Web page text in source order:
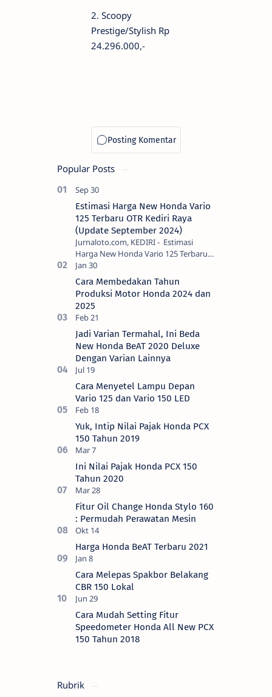
2. Scoopy
Prestige/Stylish Rp
24.296.000,-
Popular Posts
Estimasi Harga New Honda Vario
125 Terbaru OTR Kediri Raya
(Update September 2024)
Jurnaloto.com, KEDIRI - Estimasi
Harga New Honda Vario 125 Terbaru
OTR Kediri Raya (Update September
2024) Brosis sekalian, PT Astra Honda
Motor (AH…
Cara Membedakan Tahun
Produksi Motor Honda 2024 dan
2025
Jadi Varian Termahal, Ini Beda
New Honda BeAT 2020 Deluxe
Dengan Varian Lainnya
Cara Menyetel Lampu Depan
Vario 125 dan Vario 150 LED
Yuk, Intip Nilai Pajak Honda PCX
150 Tahun 2019
Ini Nilai Pajak Honda PCX 150
Tahun 2020
Fitur Oil Change Honda Stylo 160
: Permudah Perawatan Mesin
Harga Honda BeAT Terbaru 2021
Cara Melepas Spakbor Belakang
CBR 150 Lokal
Cara Mudah Setting Fitur
Speedometer Honda All New PCX
150 Tahun 2018
Rubrik